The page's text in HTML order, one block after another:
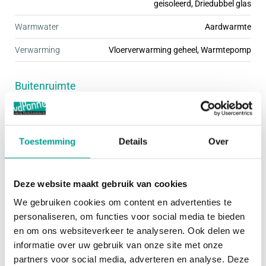
Toestemming Details Over
Deze website maakt gebruik van cookies
We gebruiken cookies om content en advertenties te
personaliseren, om functies voor social media te bieden
en om ons websiteverkeer te analyseren. Ook delen we
informatie over uw gebruik van onze site met onze
partners voor social media, adverteren en analyse. Deze
woningtypen ingericht. Daardoor is er voor
stuk zijn deze woningen fraai afgewerkt met mooie
De kleine woonbuurten hebben een ding met elkaar
gemeen; ze zijn kindvriendelijk én autoluw. Dit
woont, terwijl je de dynamiek van de stad
gemakkelijk kunt opzoeken.
variatie koopwoningen, waarbij geen plattegrond
precies hetzelfde is. Afhankelijk van de grootte van
je gezin of je woonbehoefte, kies je voor een
geisoleerd, Driedubbel glas
Warmwater Aardwarmte
Verwarming Vloerverwarming geheel, Warmtepomp
Buitenruimte
Tuin Achtertuin, Voortuin
Hoofdtuin Achtertuin
Oppervlakte hoofdtuin
Bergruimte
Geen garage
Schuur / Berging VRIJSTAAND_HOUT